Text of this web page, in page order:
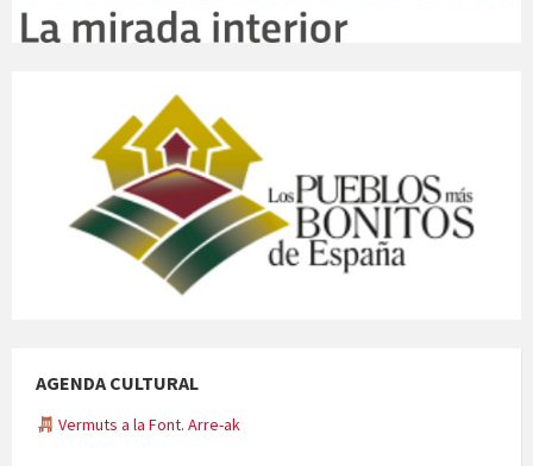
AGENDA CULTURAL
Vermuts a la Font. Arre-ak